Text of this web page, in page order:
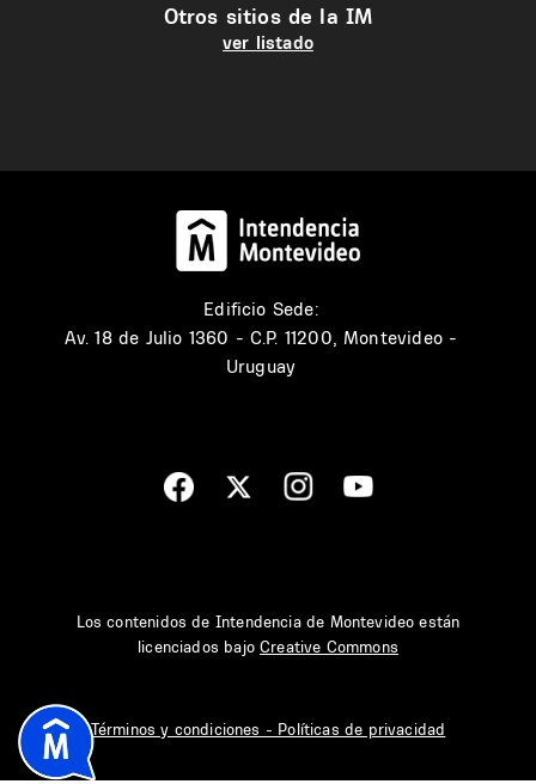
Otros sitios de la IM
ver listado
Edificio Sede:
Av. 18 de Julio 1360 - C.P. 11200, Montevideo -
Uruguay
Los contenidos de Intendencia de Montevideo están
licenciados bajoCreative Commons
Términos y condiciones - Políticas de privacidad